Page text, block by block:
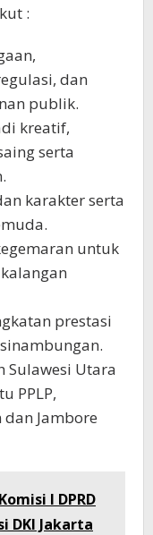
:
dan
publik.
kreatif,
serta
karakter serta
untuk
prestasi
Sulawesi Utara
PPLP,
Jambore
I DPRD
DKI Jakarta